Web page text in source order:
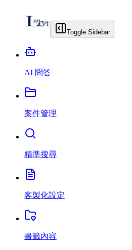
Toggle Sidebar
AI 問答
案件管理
精準搜尋
客製化設定
書籤內容